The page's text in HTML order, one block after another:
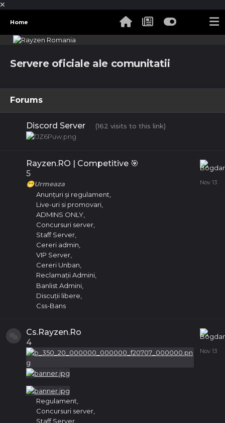
Home
Servere oficiale ale comunitatii
Forums
Discord Server (162 visits to this link)
Rayzen.RO | Competitive 🎯
5
😁Urmeaza
Anunțuri și regulament
Live-uri si promovari
ADMINS ONLY
Concursuri server
Staff Server
Cereri admin
VIP Server
Cereri Unban
Reclamații Admini
Banlist Admini
Discuții libere
Css-Bans
Cs.Rayzen.Ro
4
Regulament
Concursuri server
Staff Server